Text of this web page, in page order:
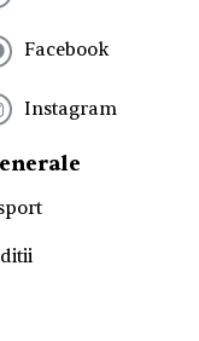
Facebook
Instagram